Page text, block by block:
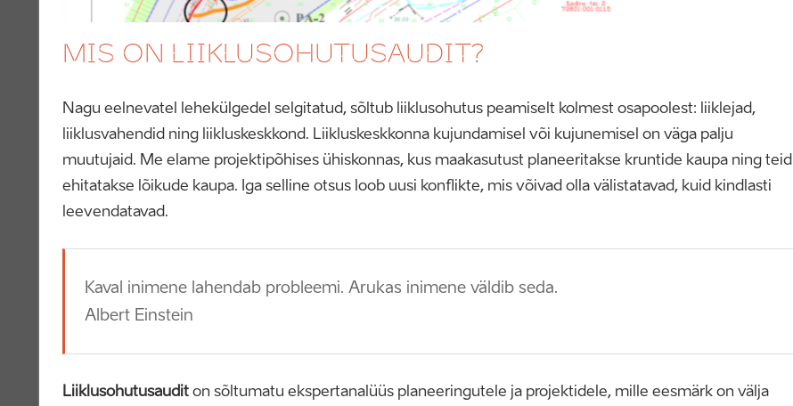
MIS ON LIIKLUSOHUTUSAUDIT?
Nagu eelnevatel lehekülgedel selgitatud, sõltub liiklusohutus peamiselt kolmest osapoolest: liiklejad,
liiklusvahendid ning liikluskeskkond. Liikluskeskkonna kujundamisel või kujunemisel on väga palju
muutujaid. Me elame projektipõhises ühiskonnas, kus maakasutust planeeritakse kruntide kaupa ning teid
ehitatakse lõikude kaupa. Iga selline otsus loob uusi konflikte, mis võivad olla välistatavad, kuid kindlasti
leevendatavad.
Kaval inimene lahendab probleemi. Arukas inimene väldib seda.
Albert Einstein
Liiklusohutusauditon sõltumatu ekspertanalüüs planeeringutele ja projektidele, mille eesmärk on välja